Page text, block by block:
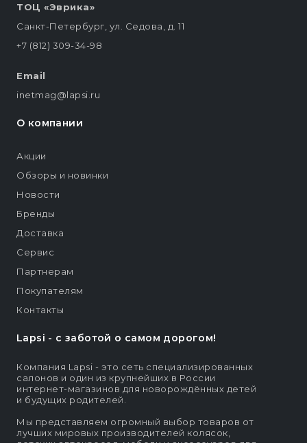
Lapsi - c заботой о самом дорогом!
Компания Lapsi - это сеть специализированных
салонов и один из крупнейших в России
интернет-магазинов для новорождённых детей
и будущих родителей.
Мы представляем огромный выбор товаров от
лучших мировых производителей колясок,
ТОЦ «Эврика»
Санкт-Петербург, ул. Седова, д. 11
+7 (812) 309-34-98
Email
inetmag@lapsi.ru
О компании
Акции
Обзоры и новинки
Новости
Бренды
Доставка
Сервис
Партнерам
Покупателям
Контакты